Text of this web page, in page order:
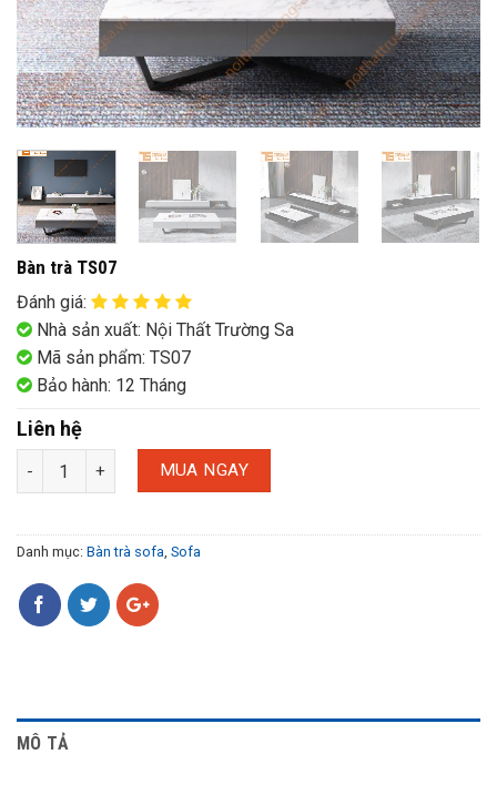
Bàn trà TS07
Đánh giá:
Nhà sản xuất: Nội Thất Trường Sa
Mã sản phẩm: TS07
Bảo hành: 12 Tháng
Liên hệ
MUA NGAY
Danh mục: Bàn trà sofa, Sofa
MÔ TẢ